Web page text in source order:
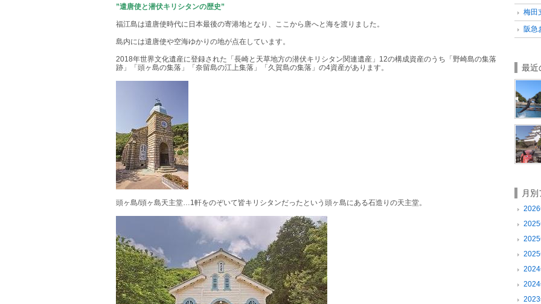
”遣唐使と潜伏キリシタンの歴史”
福江島は遣唐使時代に日本最後の寄港地となり、ここから唐へと海を渡りました。
島内には遣唐使や空海ゆかりの地が点在しています。
2018年世界文化遺産に登録された「長崎と天草地方の潜伏キリシタン関連遺産」 12の構成資産のうち「野崎島の集落
跡」「頭ヶ島の集落」「奈留島の江上集落」「久賀島の集落」の4資産があります。
頭ヶ島/頭ヶ島天主堂 …1 軒をのぞいて皆キリシタンだったという頭ヶ島にある石造りの天主堂。
梅田
阪急
最近
月